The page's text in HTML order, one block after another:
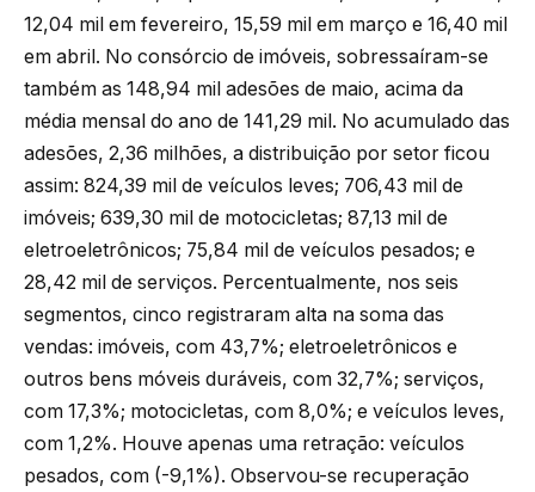
12,04 mil em fevereiro, 15,59 mil em março e 16,40 mil
em abril. No consórcio de imóveis, sobressaíram-se
também as 148,94 mil adesões de maio, acima da
média mensal do ano de 141,29 mil. No acumulado das
adesões, 2,36 milhões, a distribuição por setor ficou
assim: 824,39 mil de veículos leves; 706,43 mil de
imóveis; 639,30 mil de motocicletas; 87,13 mil de
eletroeletrônicos; 75,84 mil de veículos pesados; e
28,42 mil de serviços. Percentualmente, nos seis
segmentos, cinco registraram alta na soma das
vendas: imóveis, com 43,7%; eletroeletrônicos e
outros bens móveis duráveis, com 32,7%; serviços,
com 17,3%; motocicletas, com 8,0%; e veículos leves,
com 1,2%. Houve apenas uma retração: veículos
pesados, com (-9,1%). Observou-se recuperação